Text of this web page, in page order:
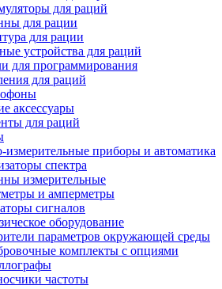
для раций
для рации
для рации
устройства для раций
для программирования
для раций
аксессуары
для раций
измерительные приборы и автоматика
спектра
измерительные
и амперметры
сигналов
оборудование
параметров окружающей среды
комплекты с опциями
частоты